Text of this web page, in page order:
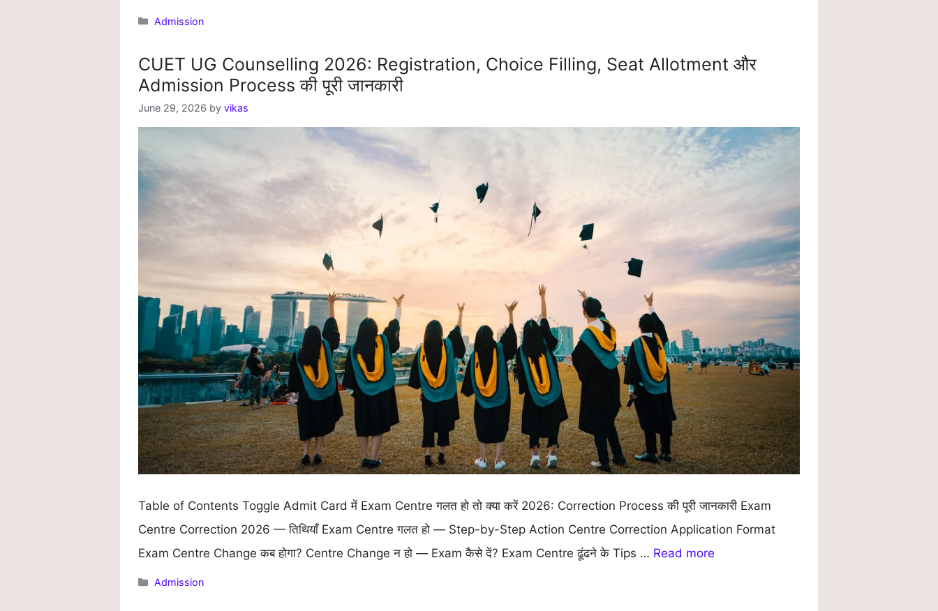
Categories
Admission
CUET UG Counselling 2026: Registration, Choice Filling, Seat Allotment और
Admission Process की पूरी जानकारी
June 29, 2026 by vikas
Table of Contents Toggle Admit Card में Exam Centre गलत हो तो क्या करें 2026: Correction Process की पूरी जानकारी Exam
Centre Correction 2026 — तिथियाँ Exam Centre गलत हो — Step-by-Step Action Centre Correction Application Format
Exam Centre Change कब होगा? Centre Change न हो — Exam कैसे दें? Exam Centre ढूंढने के Tips … Read more
Categories
Admission